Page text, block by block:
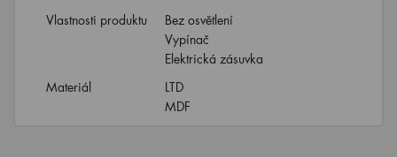
Vlastnosti produktu
Bez osvětlení
Vypínač
Elektrická zásuvka
Materiál
LTD
MDF